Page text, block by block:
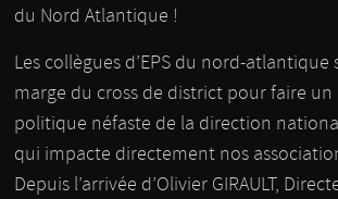
du Nord Atlantique !
Les collègues d’EPS du nord-atlantique
marge du cross de district pour faire un
politique néfaste de la direction
qui impacte directement nos
Depuis l’arrivée d’Olivier GIRAULT,